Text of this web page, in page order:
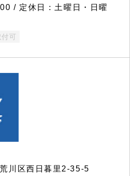
/ 定休日：土曜日・日曜
付可
川区西日暮里2-35-5